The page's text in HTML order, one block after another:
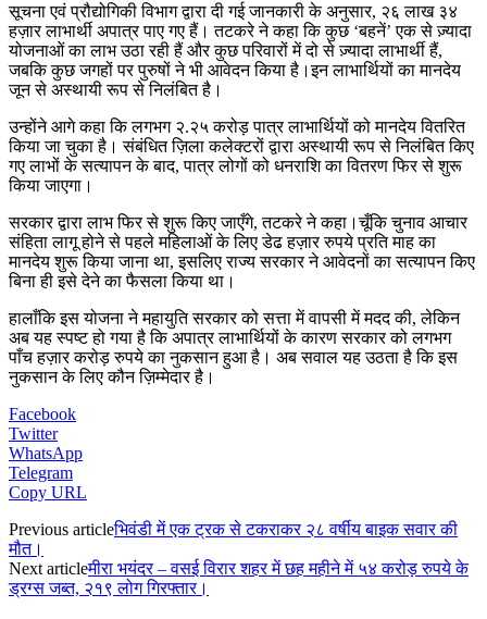
सूचना एवं प्रौद्योगिकी विभाग द्वारा दी गई जानकारी के अनुसार, २६ लाख ३४
हज़ार लाभार्थी अपात्र पाए गए हैं। तटकरे ने कहा कि कुछ ‘बहनें’ एक से ज़्यादा
योजनाओं का लाभ उठा रही हैं और कुछ परिवारों में दो से ज़्यादा लाभार्थी हैं,
जबकि कुछ जगहों पर पुरुषों ने भी आवेदन किया है।इन लाभार्थियों का मानदेय
जून से अस्थायी रूप से निलंबित है।
उन्होंने आगे कहा कि लगभग २.२५ करोड़ पात्र लाभार्थियों को मानदेय वितरित
किया जा चुका है। संबंधित ज़िला कलेक्टरों द्वारा अस्थायी रूप से निलंबित किए
गए लाभों के सत्यापन के बाद, पात्र लोगों को धनराशि का वितरण फिर से शुरू
किया जाएगा।
सरकार द्वारा लाभ फिर से शुरू किए जाएँगे, तटकरे ने कहा।चूँकि चुनाव आचार
संहिता लागू होने से पहले महिलाओं के लिए डेढ हज़ार रुपये प्रति माह का
मानदेय शुरू किया जाना था, इसलिए राज्य सरकार ने आवेदनों का सत्यापन किए
बिना ही इसे देने का फैसला किया था।
हालाँकि इस योजना ने महायुति सरकार को सत्ता में वापसी में मदद की, लेकिन
अब यह स्पष्ट हो गया है कि अपात्र लाभार्थियों के कारण सरकार को लगभग
पाँच हज़ार करोड़ रुपये का नुकसान हुआ है। अब सवाल यह उठता है कि इस
नुकसान के लिए कौन ज़िम्मेदार है।
Facebook
Twitter
WhatsApp
Telegram
Copy URL
Previous articleभिवंडी में एक ट्रक से टकराकर २८ वर्षीय बाइक सवार की
मौत।
Next articleमीरा भयंदर – वसई विरार शहर में छह महीने में ५४ करोड़ रुपये के
ड्रग्स जब्त, २१९ लोग गिरफ्तार।